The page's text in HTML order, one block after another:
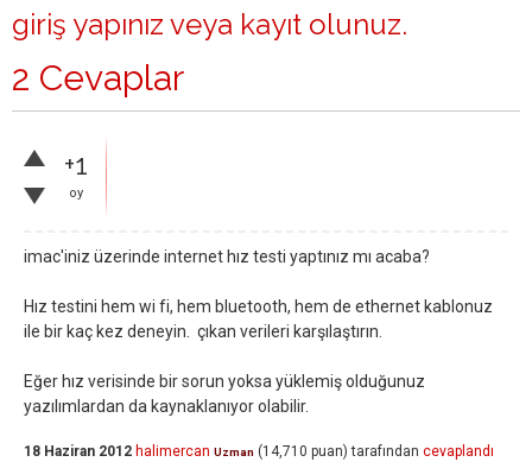
giriş yapınız veya kayıt olunuz.
2 Cevaplar
+1
oy
imac'iniz üzerinde internet hız testi yaptınız mı acaba?
Hız testini hem wi fi, hem bluetooth, hem de ethernet kablonuz
ile bir kaç kez deneyin. çıkan verileri karşılaştırın.
Eğer hız verisinde bir sorun yoksa yüklemiş olduğunuz
yazılımlardan da kaynaklanıyor olabilir.
18 Haziran 2012 halimercan Uzman (14,710 puan) tarafından cevaplandı